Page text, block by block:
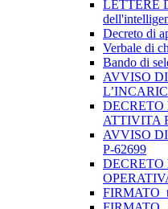
LETTERE
Decreto di
Verbale di
Bando di
AVVISO
ATTIVITA
AVVISO
P-62699